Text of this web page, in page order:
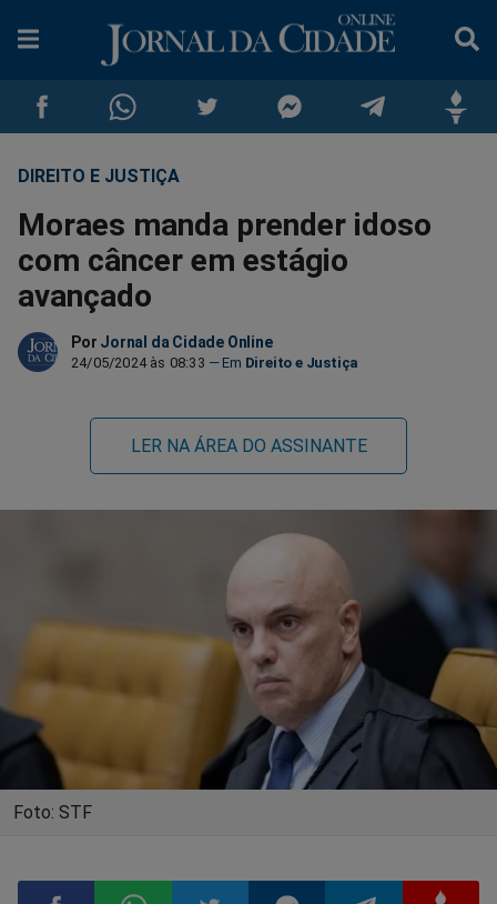
Compartilhar
no
Facebook
Compartilhar
no
Whatsapp
Compartilhar
no
no
no
DIREITO E JUSTIÇA
Moraes manda prender idoso
com câncer em estágio
avançado
Por Jornal da Cidade Online
24/05/2024 às 08:33 Direito e Justiça
LER NA ÁREA DO ASSINANTE
Foto: STF